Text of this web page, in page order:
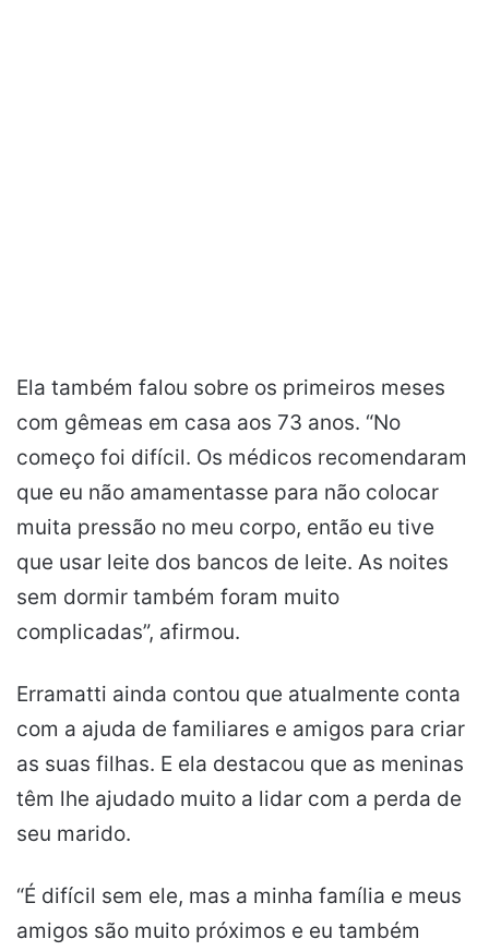
Ela também falou sobre os primeiros meses
com gêmeas em casa aos 73 anos. “No
começo foi difícil. Os médicos recomendaram
que eu não amamentasse para não colocar
muita pressão no meu corpo, então eu tive
que usar leite dos bancos de leite. As noites
sem dormir também foram muito
complicadas”, afirmou.
Erramatti ainda contou que atualmente conta
com a ajuda de familiares e amigos para criar
as suas filhas. E ela destacou que as meninas
têm lhe ajudado muito a lidar com a perda de
seu marido.
“É difícil sem ele, mas a minha família e meus
amigos são muito próximos e eu também